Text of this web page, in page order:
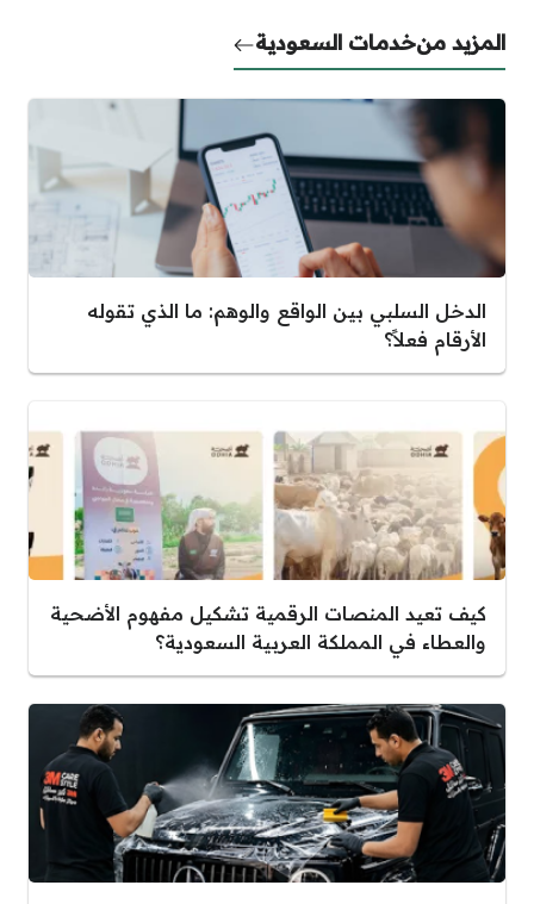
المزيد منخدمات السعودية
الدخل السلبي بين الواقع والوهم: ما الذي تقوله
الأرقام فعلاً؟
كيف تعيد المنصات الرقمية تشكيل مفهوم الأضحية
والعطاء في المملكة العربية السعودية؟